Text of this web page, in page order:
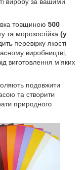
виробу за вашими
товщиною 500
та морозостійка (у
перевірку якості
виробництві,
виготовлення м’яких
подовжити
та створити
природного